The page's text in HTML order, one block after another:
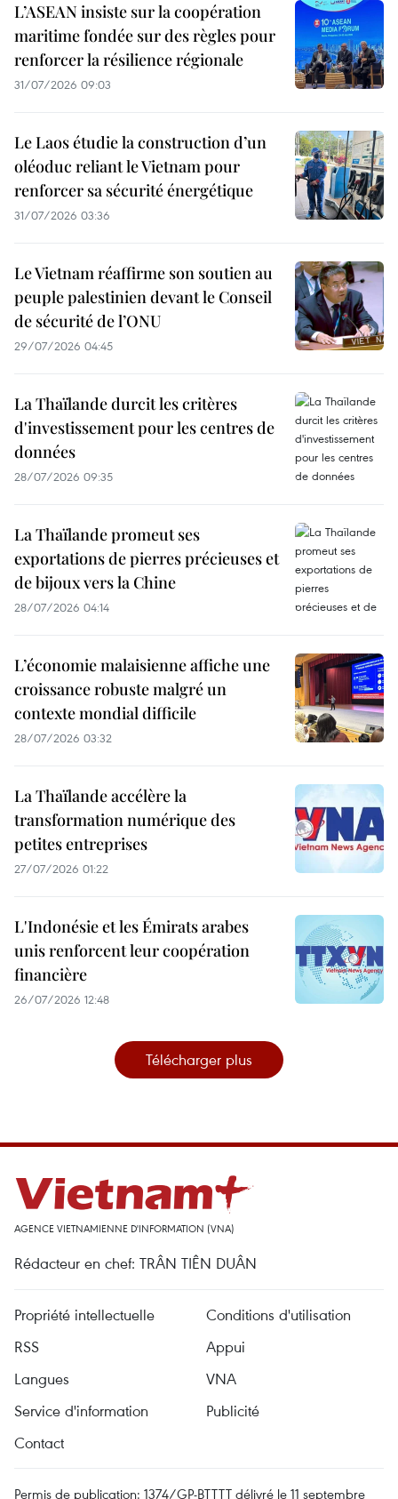
L’ASEAN insiste sur la coopération
maritime fondée sur des règles pour
renforcer la résilience régionale
31/07/2026 09:03
Le Laos étudie la construction d’un
oléoduc reliant le Vietnam pour
renforcer sa sécurité énergétique
31/07/2026 03:36
Le Vietnam réaffirme son soutien au
peuple palestinien devant le Conseil
de sécurité de l’ONU
29/07/2026 04:45
La Thaïlande durcit les critères
d'investissement pour les centres de
données
28/07/2026 09:35
La Thaïlande promeut ses
exportations de pierres précieuses et
de bijoux vers la Chine
28/07/2026 04:14
L’économie malaisienne affiche une
croissance robuste malgré un
contexte mondial difficile
28/07/2026 03:32
La Thaïlande accélère la
transformation numérique des
petites entreprises
27/07/2026 01:22
L'Indonésie et les Émirats arabes
unis renforcent leur coopération
financière
26/07/2026 12:48
Télécharger plus
AGENCE VIETNAMIENNE D'INFORMATION (VNA)
Rédacteur en chef: TRÂN TIÊN DUÂN
Propriété intellectuelle
Conditions d'utilisation
RSS
Appui
Langues
VNA
Service d'information
Publicité
Contact
Permis de publication: 1374/GP-BTTTT délivré le 11 septembre